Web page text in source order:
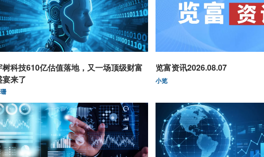
树科技610亿估值落地，又一场顶级财富
宴来了
览富资讯2026.08.07
小览